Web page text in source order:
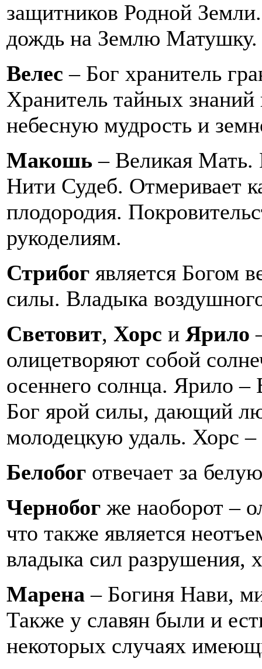
защитников Родной
дождь на Землю Матушку.
Велес– Бог хранитель
Хранитель тайных
небесную мудрость и
Макошь– Великая Мать.
Нити Судеб. Отмеривает
плодородия.
рукоделиям.
Стрибог является Богом
силы. Владыка
Световит, Хорс и Ярило
олицетворяют собой
осеннего солнца. Ярило –
Бог ярой силы, дающий
молодецкую удаль. Хорс –
Белобог отвечает за
Чернобог же наоборот –
что также является
владыка сил разрушения,
Марена– Богиня Нави,
Также у славян были и
некоторых случаях